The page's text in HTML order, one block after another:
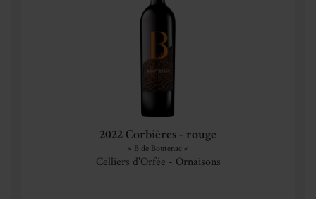
2022 Corbières - rouge
» B de Boutenac «
Celliers d'Orfée - Ornaisons